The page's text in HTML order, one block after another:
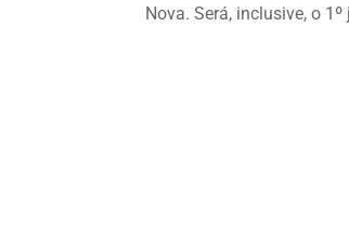
Nova. Será, inclusive, o